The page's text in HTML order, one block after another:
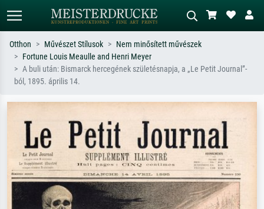
Alap keresés MI-képkereső
Keressen művész, műcím vagy stílus
akt.
Otthon Művészet Stílusok
Nem minősített művészek
Fortune Louis Meaulle and Henri Meyer
A buli után: Bismarck hercegének születésnapja, a „Le Petit Journal”-
ból, 1895. április 14.